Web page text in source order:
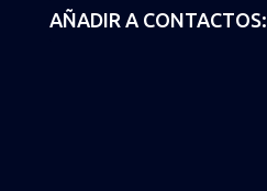
AÑADIR A CONTACTOS: